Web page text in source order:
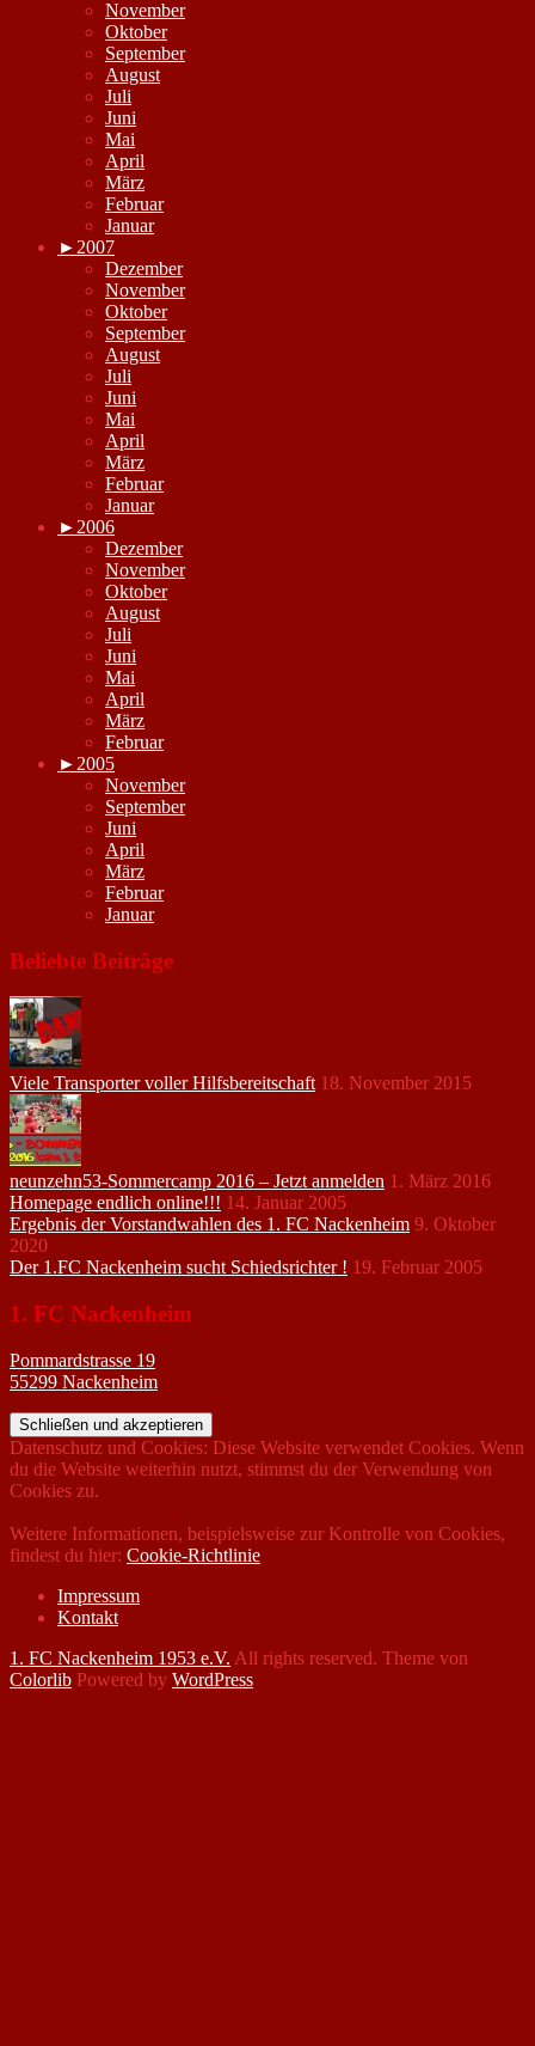
November
Oktober
September
August
Juli
Juni
Mai
April
März
Februar
Januar
► 2007
Dezember
November
Oktober
September
August
Juli
Juni
Mai
April
März
Februar
Januar
► 2006
Dezember
November
Oktober
August
Juli
Juni
Mai
April
März
Februar
► 2005
November
September
Juni
April
März
Februar
Januar
Beliebte Beiträge
Viele Transporter voller Hilfsbereitschaft 18. November 2015
neunzehn53-Sommercamp 2016 – Jetzt anmelden 1. März 2016
Homepage endlich online!!! 14. Januar 2005
Ergebnis der Vorstandwahlen des 1. FC Nackenheim 9. Oktober
2020
Der 1.FC Nackenheim sucht Schiedsrichter ! 19. Februar 2005
1. FC Nackenheim
Pommardstrasse 19
55299 Nackenheim
Datenschutz und Cookies: Diese Website verwendet Cookies. Wenn
du die Website weiterhin nutzt, stimmst du der Verwendung von
Cookies zu.
Weitere Informationen, beispielsweise zur Kontrolle von Cookies,
findest du hier: Cookie-Richtlinie
Impressum
Kontakt
1. FC Nackenheim 1953 e.V. All rights reserved. Theme von
Colorlib Powered by WordPress